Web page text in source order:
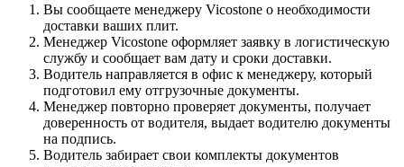
Вы сообщаете менеджеру Vicostone о необходимости
доставки ваших плит.
Менеджер Vicostone оформляет заявку в логистическую
службу и сообщает вам дату и сроки доставки.
Водитель направляется в офис к менеджеру, который
подготовил ему отгрузочные документы.
Менеджер повторно проверяет документы, получает
доверенность от водителя, выдает водителю документы
на подпись.
Водитель забирает свои комплекты документов